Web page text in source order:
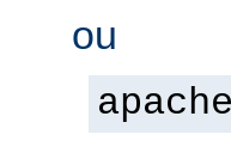
ou